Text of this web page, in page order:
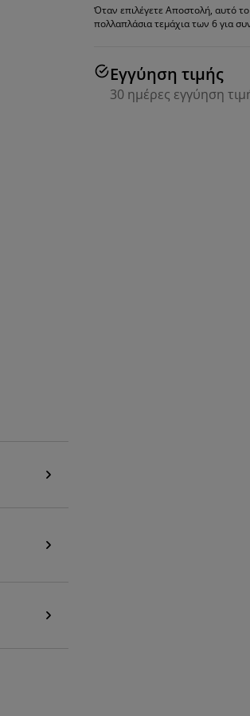
Όταν επιλέγετε Αποστολή, αυτό
πολλαπλάσια τεμάχια των 6 για
Εγγύηση τιμής
30 ημέρες εγγύηση